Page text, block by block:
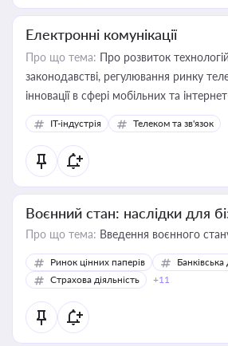
Електронні комунікації
Про що тема: Про розвиток
законодавстві, регулювання ринку
інновації в сфері мобільних та
IT-індустрія Телеком та зв'язок
Воєнний стан: наслідки для
Про що тема: Введення воєнного
Ринок цінних паперів
Банківська
Страхова діяльність
+11